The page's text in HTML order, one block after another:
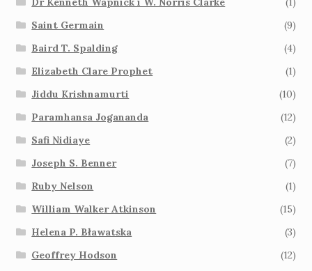
Saint Germain
(9)
Baird T. Spalding
(4)
Elizabeth Clare Prophet
(1)
Jiddu Krishnamurti
(10)
Paramhansa Jogananda
(12)
Safi Nidiaye
(2)
Joseph S. Benner
(7)
Ruby Nelson
(1)
William Walker Atkinson
(15)
Helena P. Bławatska
(3)
Geoffrey Hodson
(12)